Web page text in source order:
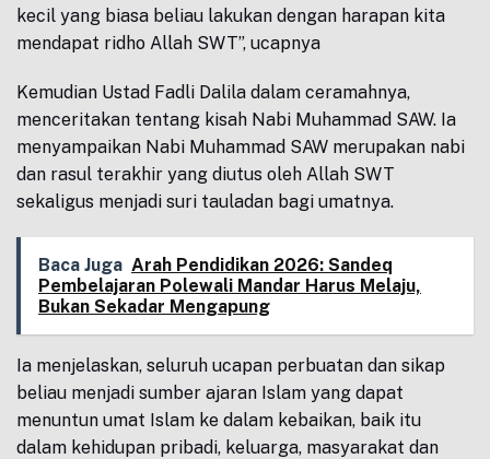
kecil yang biasa beliau lakukan dengan harapan kita
mendapat ridho Allah SWT”, ucapnya
Kemudian Ustad Fadli Dalila dalam ceramahnya,
menceritakan tentang kisah Nabi Muhammad SAW. Ia
menyampaikan Nabi Muhammad SAW merupakan nabi
dan rasul terakhir yang diutus oleh Allah SWT
sekaligus menjadi suri tauladan bagi umatnya.
Baca Juga Arah Pendidikan 2026: Sandeq
Pembelajaran Polewali Mandar Harus Melaju,
Bukan Sekadar Mengapung
Ia menjelaskan, seluruh ucapan perbuatan dan sikap
beliau menjadi sumber ajaran Islam yang dapat
menuntun umat Islam ke dalam kebaikan, baik itu
dalam kehidupan pribadi, keluarga, masyarakat dan